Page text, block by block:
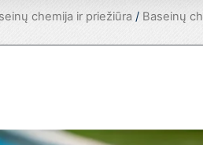
chemija ir priežiūra / Baseinų